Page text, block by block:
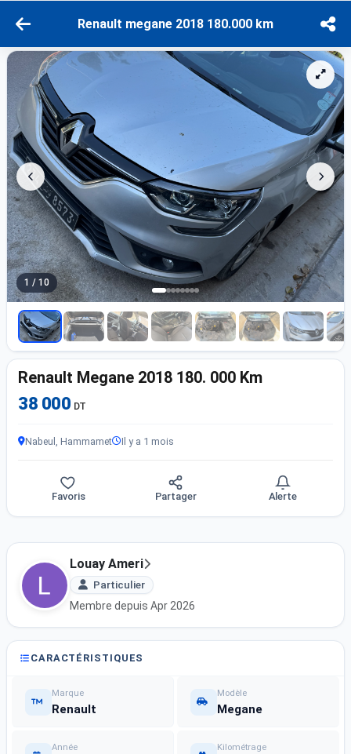
Renault megane 2018 180.000 km
1 / 10
Renault Megane 2018 180. 000 Km
38 000 DT
Nabeul, Hammamet Il y a 1 mois
Favoris Partager Alerte
Louay Ameri
Particulier
Membre depuis Apr 2026
CARACTÉRISTIQUES
Marque
Renault
Modèle
Megane
Année Kilométrage